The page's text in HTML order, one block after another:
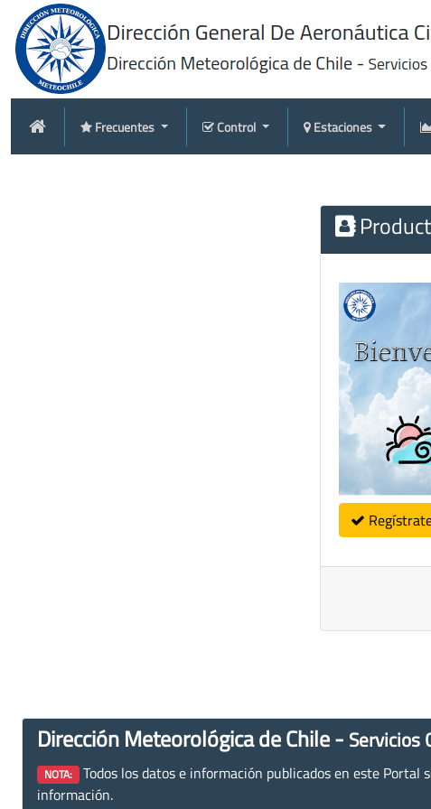
Frecuentes Control Estaciones
Dirección Meteorológica de Chile - Servicios
NOTA: Todos los datos e información publicados en este Portal
información.